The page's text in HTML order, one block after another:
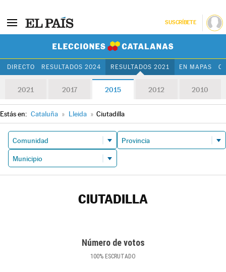
SUSCRÍBETE
DIRECTO RESULTADOS 2024 RESULTADOS 2021 EN MAPAS
2021 2017 2015 2012 2010
Estás en: Cataluña » Lleida » Ciutadilla
CIUTADILLA
Número de votos
100% ESCRUTADO